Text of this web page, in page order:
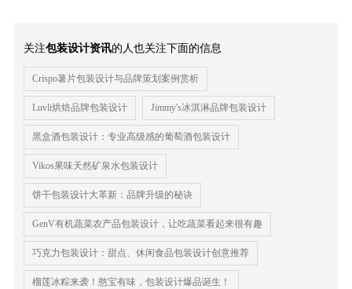
关注包装设计资讯的人也关注下面的信息
Crispo薯片包装设计与品牌策划案例赏析
Luvli烘焙品牌包装设计 Jimmy's冰淇淋品牌包装设计
黑盒酒包装设计：专业高级感的葡萄酒包装设计
Vikos果味天然矿泉水包装设计
饼干包装设计大革新：品牌升级的秘诀
GenV有机蔬菜农产品包装设计，让吃蔬菜看起来很有趣
巧克力包装设计：甜点、休闲食品包装设计创意推荐
榴莲冰粽来袭！憨宝有味，包装设计爆品诞生！